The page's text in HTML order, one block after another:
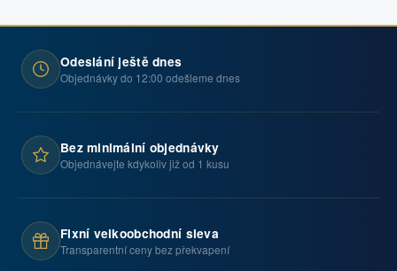
Odeslání ještě dnes
Objednávky do 12:00 odešleme dnes
Bez minimální objednávky
Objednávejte kdykoliv již od 1 kusu
Fixní velkoobchodní sleva
Transparentní ceny bez překvapení